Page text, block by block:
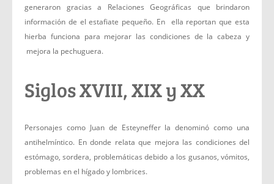
generaron gracias a Relaciones Geográficas que brindaron
información de el estafiate pequeño. En ella reportan que esta
hierba funciona para mejorar las condiciones de la cabeza y
mejora la pechuguera.
Siglos XVIII, XIX y XX
Personajes como Juan de Esteyneffer la denominó como una
antihelmíntico. En donde relata que mejora las condiciones del
estómago, sordera, problemáticas debido a los gusanos, vómitos,
problemas en el hígado y lombrices.